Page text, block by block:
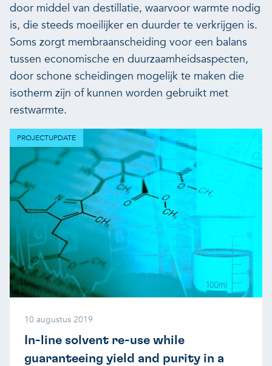
door middel van destillatie, waarvoor warmte nodig
is, die steeds moeilijker en duurder te verkrijgen is.
Soms zorgt membraanscheiding voor een balans
tussen economische en duurzaamheidsaspecten,
door schone scheidingen mogelijk te maken die
isotherm zijn of kunnen worden gebruikt met
restwarmte.
PROJECTUPDATE
10 augustus 2019
In-line solvent re-use while
guaranteeing yield and purity in a